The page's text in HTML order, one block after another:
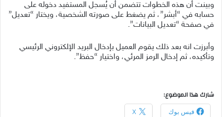
وبينت أن هذه الخطوات تتضمن أن يُسجل المستفيد دخوله على
حسابه في “أبشر”، ثم يضغط على صورته الشخصية، ويختار “تعديل”
في صفحة “تعديل البيانات”.
وأبرزت انه بعد ذلك يقوم العميل بإدخال البريد الإلكتروني الرئيسي
وتأكيده، ثم إدخال الرمز المرئي، واختيار “حفظ”.
شارك هذا الموضوع:
فيس بوك X